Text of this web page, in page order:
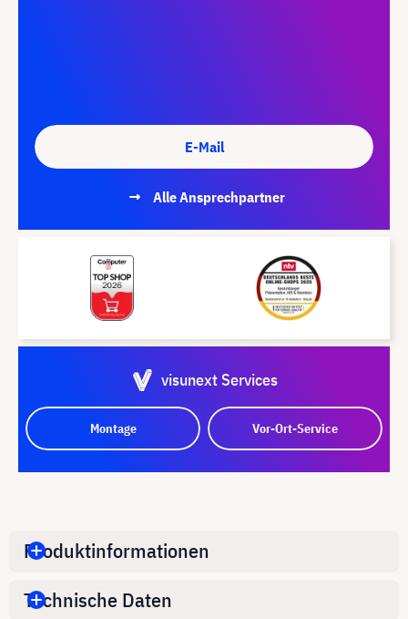
E-Mail
Alle Ansprechpartner
visunext Services
Montage Vor-Ort-Service
Produktinformationen
Technische Daten